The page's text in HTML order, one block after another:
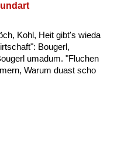
Kohl, Heit gibt's wieda
Bougerl,
umadum. "Fluchen
Warum duast scho